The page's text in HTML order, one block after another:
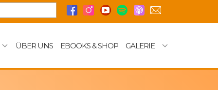
ÜBER UNS EBOOKS & SHOP GALERIE